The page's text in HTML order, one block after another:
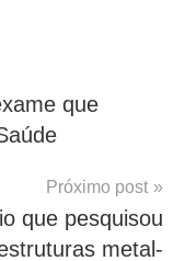
que
Próximo post
que pesquisou
metal-